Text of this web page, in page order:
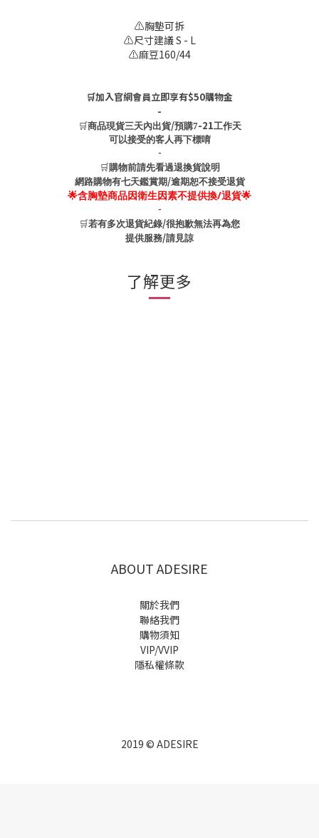
⚠️胸墊可拆
⚠️尺寸建議 S - L
⚠️麻豆160/44
🛒加入官網會員立即享有$50購物金
-
🛒商品現貨三天內出貨/預購7-21工作天
可以接受的客人再下標唷
-
🛒購物前請先看過退換貨說明
網路購物有七天鑑賞期/逾期恕不接受退貨
🌟含胸墊商品因衛生因素不提供換/退貨🌟
-
🛒若有多次退貨紀錄/很抱歉無法再為您
提供服務/請見諒
了解更多
ABOUT ADESIRE
關於我們
聯絡我們
購物須知
VIP/VVIP
隱私權條款
2019 © ADESIRE